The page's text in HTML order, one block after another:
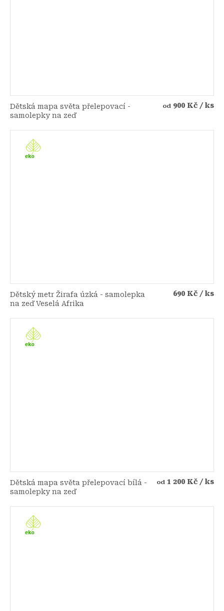
Dětská mapa světa přelepovací -
samolepky na zeď
od 900 Kč / ks
Dětský metr Žirafa úzká - samolepka
na zeď Veselá Afrika
690 Kč / ks
Dětská mapa světa přelepovací bílá -
samolepky na zeď
od 1 200 Kč / ks